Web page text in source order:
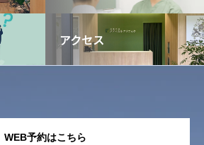
アクセス
WEB予約はこちら